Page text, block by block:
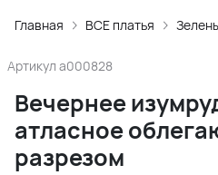
Главная ВСЕ платья
Артикул a000828
Вечернее
атласное
разрезом